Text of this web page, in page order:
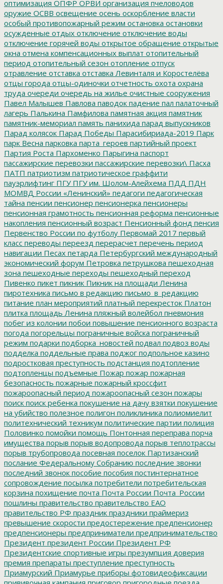
оптимизация ОПФР ОРВИ организация пчеловодов
оружие ОСВВ освещение осень оскорбление власти
особый противопожарный режим остановка остановки
осужденные отдых отключение отключение воды
отключение горячей воды открытое обращение открытые
окна отмена компенсационных выплат отопительный
период отопительный сезон отопление отпуск
отравление отставка отставка Левинталя и Коростелёва
отцы города отцы-одиночки отчетность охота охрана
труда очереди очередь на жилье очистные сооружения
Павел Малышев Павлова паводок падение пал палаточный
лагерь Палькина Памфилова памятная акция памятник
памятник-мемориал память панихида парад выпускников
Парад колясок Парад Победы Парасибириада-2019 Парк
парк Весна парковка парта_героев партийный проект
Партия Роста Пархоменко Парыгина паспорт
пассажирские перевозки пассажирские перевозки\ Пасха
ПАТП патриотизм патриотическое граффити
пауэрлифтинг ПГУПГУ им. Шолом-Алейхема ПДД ПДН
МОМВД России «Ленинский» педагоги педагогическая
тайна пенсии пенсионер пенсионерка пенсионеры
пенсионная грамотность пенсионная реформа пенсионные
накопления пенсионный возраст Пенсионный фонд пенсия
Первенство России по футболу Первомай 2017 первый
класс переводы переезд перерасчет перечень период
навигации Песах петарда Петербургский международный
экономический форум Петровка петрушкова пешеходная
зона пешеходные переходы пешеходный переход
Пивенко пикет пикник Пикник на площади Ленина
пиротехника письмо в редакцию письмо_в_редакцию
питание план мероприятий платный перекресток Платон
плитка площадь Ленина пляжный волейбол пневмония
побег из колонии побои повышение пенсионного возраста
погода погорельцы пограничные войска пограничный
режим подарки подборка_новостей подвал подвоз воды
подделка поддельные права поджог подпольное казино
подростковая преступность подстанция подтопление
подтопленцы подъемные Пожар пожар пожарная
безопасность пожарные пожарный кроссфит
пожароопасный период пожароопасный сезон пожары
поиск поиск ребенка покушение на дачу взятки покушение
на убийство полезное полигон поликлиника полиомиелит
политехнический техникум политические партии полиция
Половинко помойки помощь Понтонная переправа порча
имущества порыв порыв водопровода порыв теплотрассы
порыв трубопровода посевная поселок Партизанский
послание Федеральному Собранию последние звонки
последний звонок пособие пособия постинтернатное
сопровождение посылка потребители потребительская
корзина похищение почта Почта России Почта_России
пошлины правительство правительство ЕАО
правительство РФ праздник праздники праймериз
превышение скорости предостережение предпенсионер
предпенсионеры предприниматели предпринимательство
Президент президент России Президент РФ
Президентские спортивные игры презумпция доверия
премия препараты преступление преступность
Приамурский Приамурье приборы фотовидеофиксации